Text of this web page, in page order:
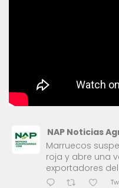
NAP Noticias
Marruecos
roja y abre una
exportadores del